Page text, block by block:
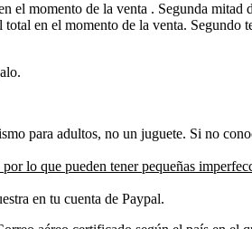
el momento de la venta . Segunda
en el momento de la venta.
para adultos, no un juguete. Si no
lo que pueden tener pequeñas
en tu cuenta de Paypal.